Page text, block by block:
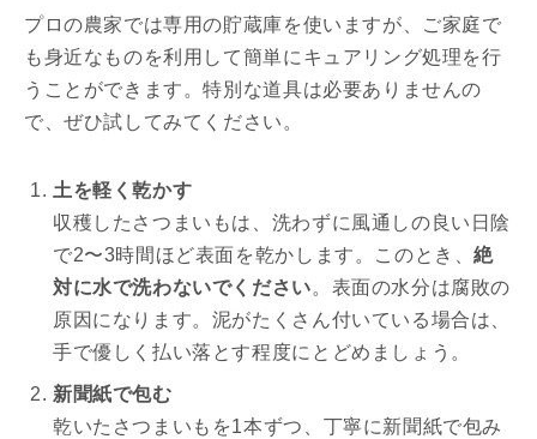
プロの農家では専用の貯蔵庫を使いますが、ご家庭で
も身近なものを利用して簡単にキュアリング処理を行
うことができます。特別な道具は必要ありませんの
で、ぜひ試してみてください。
土を軽く乾かす
収穫したさつまいもは、洗わずに風通しの良い日陰
で2〜3時間ほど表面を乾かします。このとき、絶
対に水で洗わないでください。表面の水分は腐敗の
原因になります。泥がたくさん付いている場合は、
手で優しく払い落とす程度にとどめましょう。
新聞紙で包む
乾いたさつまいもを1本ずつ、丁寧に新聞紙で包み